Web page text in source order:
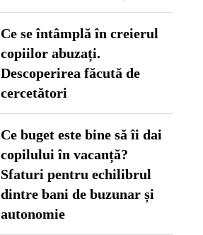
Ce se întâmplă în creierul
copiilor abuzați.
Descoperirea făcută de
cercetători
Ce buget este bine să îi dai
copilului în vacanță?
Sfaturi pentru echilibrul
dintre bani de buzunar și
autonomie